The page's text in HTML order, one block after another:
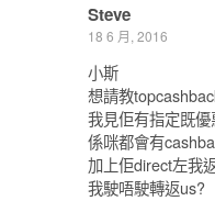
Steve
18 6 月, 2016
小斯
想請教
我見佢有指定既
係咪都會有
加上佢direct左我
我駛唔駛轉返us?